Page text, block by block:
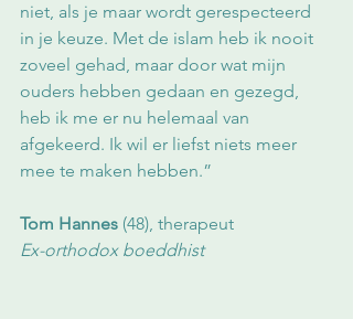
niet, als je maar wordt gerespecteerd
in je keuze. Met de islam heb ik nooit
zoveel gehad, maar door wat mijn
ouders hebben gedaan en gezegd,
heb ik me er nu helemaal van
afgekeerd. Ik wil er liefst niets meer
mee te maken hebben.”
Tom Hannes (48), therapeut
Ex-orthodox boeddhist